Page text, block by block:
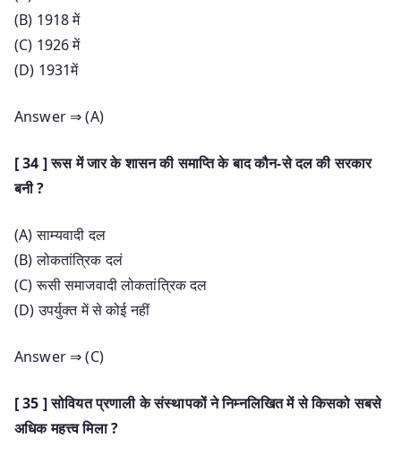
(B) 1918 में
(C) 1926 में
(D) 1931में
Answer ⇒ (A)
[ 34 ] रूस में जार के शासन की समाप्ति के बाद कौन-से दल की सरकार
बनी ?
(A) साम्यवादी दल
(B) लोकतांत्रिक दलं
(C) रूसी समाजवादी लोकतांत्रिक दल
(D) उपर्युक्त में से कोई नहीं
Answer ⇒ (C)
[ 35 ] सोवियत प्रणाली के संस्थापकों ने निम्नलिखित में से किसको सबसे
अधिक महत्त्व मिला ?